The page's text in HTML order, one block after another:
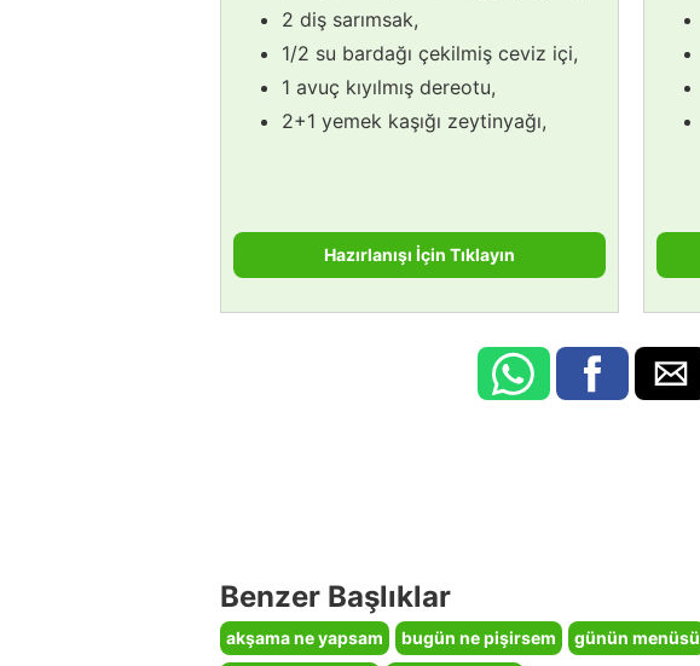
2 diş sarımsak,
1/2 su bardağı çekilmiş ceviz içi,
1 avuç kıyılmış dereotu,
2+1 yemek kaşığı zeytinyağı,
Hazırlanışı İçin Tıklayın
Benzer Başlıklar
akşama ne yapsam bugün ne pişirsem günün menüsü